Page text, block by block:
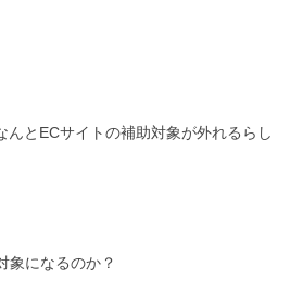
んとECサイトの補助対象が外れるらし
象になるのか？